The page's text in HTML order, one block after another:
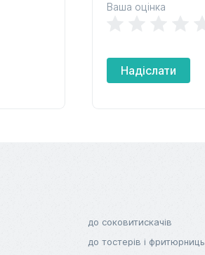
Ваша оцінка
Надіслати
до соковитискачів
до тостерів і фритюрниць